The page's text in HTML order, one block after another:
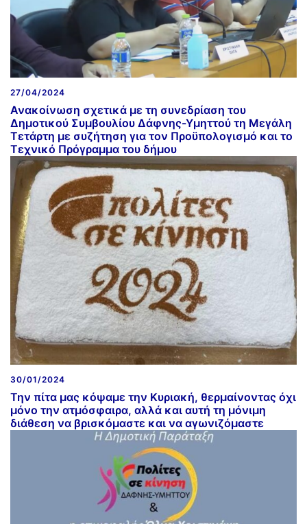
27/04/2024
Ανακοίνωση σχετικά με τη συνεδρίαση του
Δημοτικού Συμβουλίου Δάφνης-Υμηττού τη Μεγάλη
Τετάρτη με συζήτηση για τον Προϋπολογισμό και το
Τεχνικό Πρόγραμμα του δήμου
30/01/2024
Την πίτα μας κόψαμε την Κυριακή, θερμαίνοντας όχι
μόνο την ατμόσφαιρα, αλλά και αυτή τη μόνιμη
διάθεση να βρισκόμαστε και να αγωνιζόμαστε